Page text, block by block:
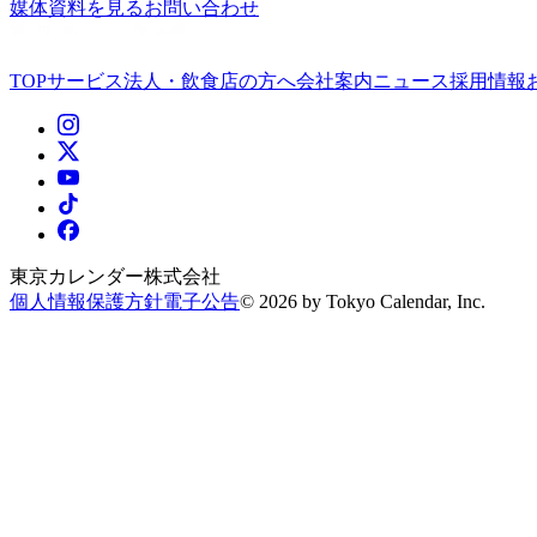
媒体資料を見るお問い合わせ
TOPサービス法人・飲食店の方へ会社案内ニュース採用情報
東京カレンダー株式会社
個人情報保護方針電子公告© 2026 by Tokyo Calendar, Inc.